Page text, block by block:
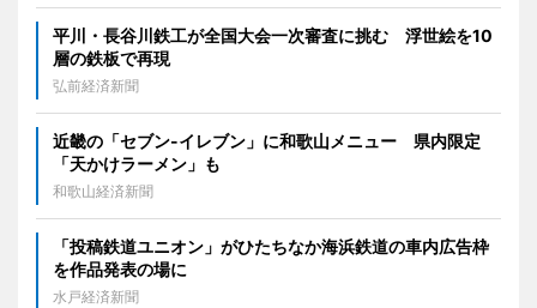
平川・長谷川鉄工が全国大会一次審査に挑む 浮世絵を10
層の鉄板で再現
弘前経済新聞
近畿の「セブン-イレブン」に和歌山メニュー 県内限定
「天かけラーメン」も
和歌山経済新聞
「投稿鉄道ユニオン」がひたちなか海浜鉄道の車内広告枠
を作品発表の場に
水戸経済新聞